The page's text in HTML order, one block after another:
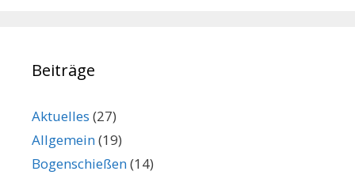
Beiträge
Aktuelles (27)
Allgemein(19)
Bogenschießen(14)